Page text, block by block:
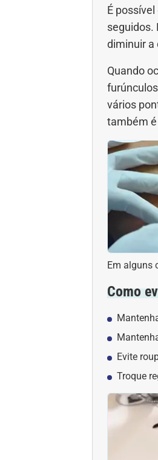
É
seguidos.
diminuir a
Quando
vários
também
Em alguns
Como
Evite
Troque